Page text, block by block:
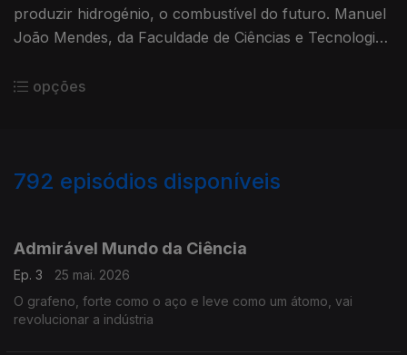
produzir hidrogénio, o combustível do futuro. Manuel
João Mendes, da Faculdade de Ciências e Tecnologia
opções
792 episódios disponíveis
Admirável Mundo da Ciência
Ep. 3
25 mai. 2026
O grafeno, forte como o aço e leve como um átomo, vai
revolucionar a indústria